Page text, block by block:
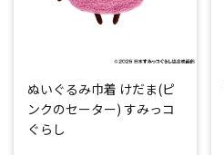
ぬいぐるみ巾着 けだま(ピ
ンクのセーター) すみっコ
ぐらし